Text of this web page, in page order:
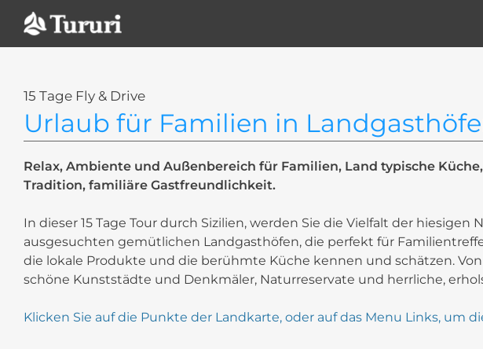
Inhalt
springen
15 Tage Fly & Drive
Urlaub für Familien in
Relax, Ambiente und Außenbereich für Familien, Land typische
Tradition, familiäre Gastfreundlichkeit.
In dieser 15 Tage Tour durch Sizilien, werden Sie die Vielfalt der
ausgesuchten gemütlichen Landgasthöfen, die perfekt für
die lokale Produkte und die berühmte Küche kennen und schätzen.
schöne Kunststädte und Denkmäler, Naturreservate und herrliche,
Klicken Sie auf die Punkte der Landkarte, oder auf das Menu Links, um